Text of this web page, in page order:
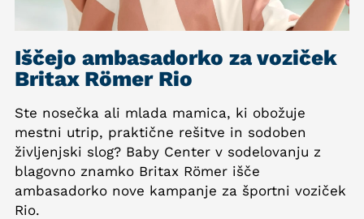
Iščejo ambasadorko za voziček
Britax Römer Rio
Ste nosečka ali mlada mamica, ki obožuje
mestni utrip, praktične rešitve in sodoben
življenjski slog? Baby Center v sodelovanju z
blagovno znamko Britax Römer išče
ambasadorko nove kampanje za športni voziček
Rio.